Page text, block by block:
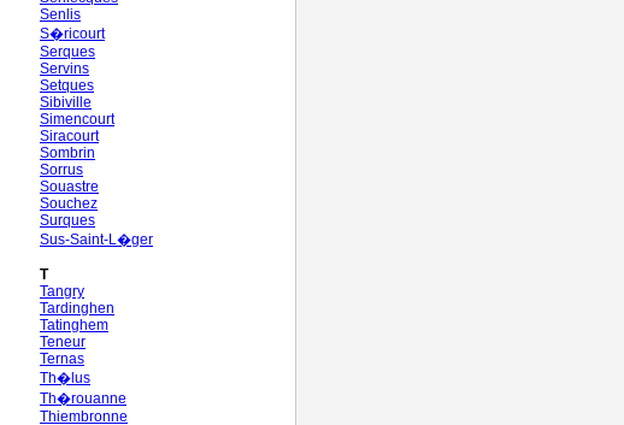
Senlis
S�ricourt
Serques
Servins
Setques
Sibiville
Simencourt
Siracourt
Sombrin
Sorrus
Souastre
Souchez
Surques
Sus-Saint-L�ger
T
Tangry
Tardinghen
Tatinghem
Teneur
Ternas
Th�lus
Th�rouanne
Thiembronne